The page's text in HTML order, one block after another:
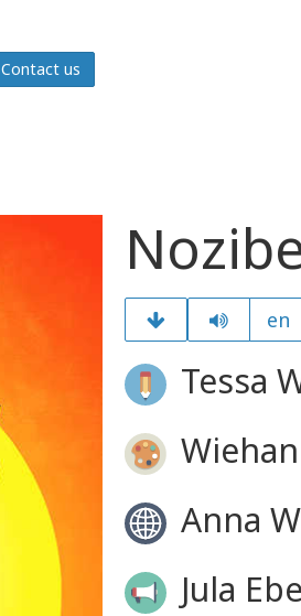
Contact us
en
Tessa
Anna
Jula